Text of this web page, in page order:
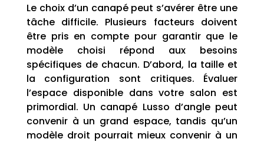
Le choix d’un canapé peut s’avérer être une
tâche difficile. Plusieurs facteurs doivent
être pris en compte pour garantir que le
modèle choisi répond aux besoins
spécifiques de chacun. D’abord, la taille et
la configuration sont critiques. Évaluer
l’espace disponible dans votre salon est
primordial. Un canapé Lusso d’angle peut
convenir à un grand espace, tandis qu’un
modèle droit pourrait mieux convenir à un